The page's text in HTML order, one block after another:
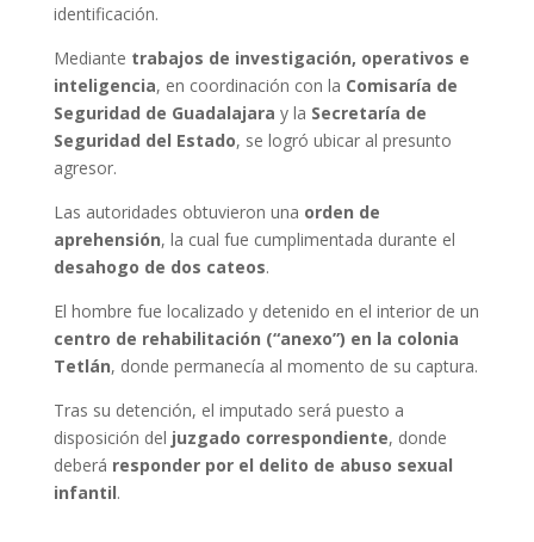
identificación.
Mediante trabajos de investigación, operativos e
inteligencia, en coordinación con la Comisaría de
Seguridad de Guadalajara y la Secretaría de
Seguridad del Estado, se logró ubicar al presunto
agresor.
Las autoridades obtuvieron una orden de
aprehensión, la cual fue cumplimentada durante el
desahogo de dos cateos.
El hombre fue localizado y detenido en el interior de un
centro de rehabilitación (“anexo”) en la colonia
Tetlán, donde permanecía al momento de su captura.
Tras su detención, el imputado será puesto a
disposición del juzgado correspondiente, donde
deberá responder por el delito de abuso sexual
infantil.